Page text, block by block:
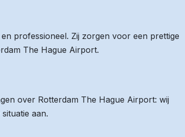
professioneel. Zij zorgen voor een prettige
The Hague Airport.
over Rotterdam The Hague Airport: wij
aan.